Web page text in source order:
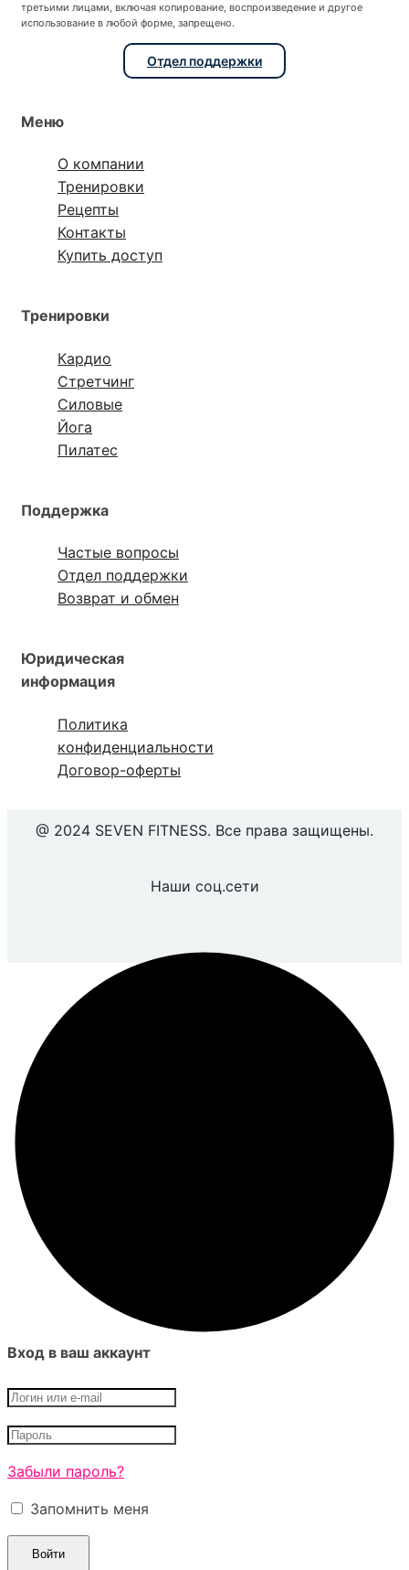
третьими лицами, включая копирование, воспроизведение и другое
использование в любой форме, запрещено.
Отдел поддержки
Меню
О компании
Тренировки
Рецепты
Контакты
Купить доступ
Тренировки
Кардио
Стретчинг
Силовые
Йога
Пилатес
Поддержка
Частые вопросы
Отдел поддержки
Возврат и обмен
Юридическая
информация
Политика
конфиденциальности
Договор-оферты
@ 2024 SEVEN FITNESS. Все права защищены.
Наши соц.сети
Вход в ваш аккаунт
Забыли пароль?
Запомнить меня